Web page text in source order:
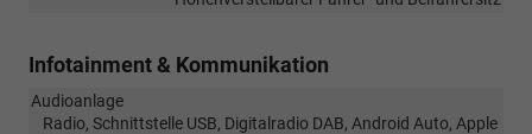
Infotainment & Kommunikation
Audioanlage
Radio, Schnittstelle USB, Digitalradio DAB, Android Auto, Apple